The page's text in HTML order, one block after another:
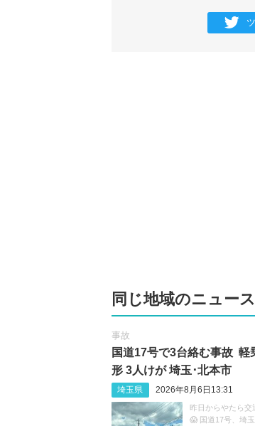
同じ地域のニュース
事故
国道17号で3台絡む事故 軽
形 3人けが 埼玉･北本市
埼玉県 2026年8月6日13:31
昨日からやたら交
😱 国道17号、埼